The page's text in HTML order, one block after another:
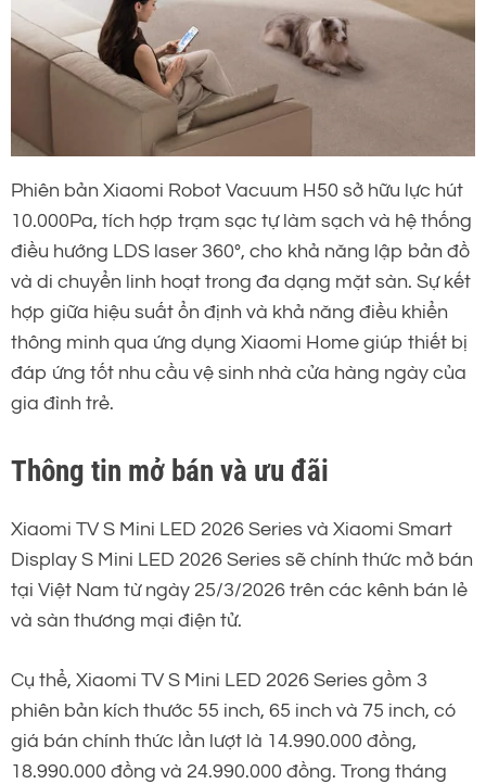
Phiên bản Xiaomi Robot Vacuum H50 sở hữu lực hút
10.000Pa, tích hợp trạm sạc tự làm sạch và hệ thống
điều hướng LDS laser 360°, cho khả năng lập bản đồ
và di chuyển linh hoạt trong đa dạng mặt sàn. Sự kết
hợp giữa hiệu suất ổn định và khả năng điều khiển
thông minh qua ứng dụng Xiaomi Home giúp thiết bị
đáp ứng tốt nhu cầu vệ sinh nhà cửa hàng ngày của
gia đình trẻ.
Thông tin mở bán và ưu đãi
Xiaomi TV S Mini LED 2026 Series và Xiaomi Smart
Display S Mini LED 2026 Series sẽ chính thức mở bán
tại Việt Nam từ ngày 25/3/2026 trên các kênh bán lẻ
và sàn thương mại điện tử.
Cụ thể, Xiaomi TV S Mini LED 2026 Series gồm 3
phiên bản kích thước 55 inch, 65 inch và 75 inch, có
giá bán chính thức lần lượt là 14.990.000 đồng,
18.990.000 đồng và 24.990.000 đồng. Trong tháng